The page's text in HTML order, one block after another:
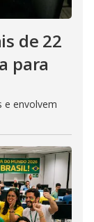
de 22
para
e envolvem